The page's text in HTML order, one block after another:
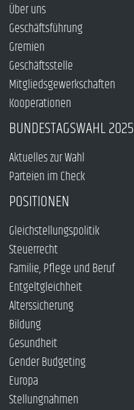
Über uns
Geschäftsführung
Gremien
Geschäftsstelle
Mitgliedsgewerkschaften
Kooperationen
BUNDESTAGSWAHL 2025
Aktuelles zur Wahl
Parteien im Check
POSITIONEN
Gleichstellungspolitik
Steuerrecht
Familie, Pflege und Beruf
Entgeltgleichheit
Alterssicherung
Bildung
Gesundheit
Gender Budgeting
Europa
Stellungnahmen